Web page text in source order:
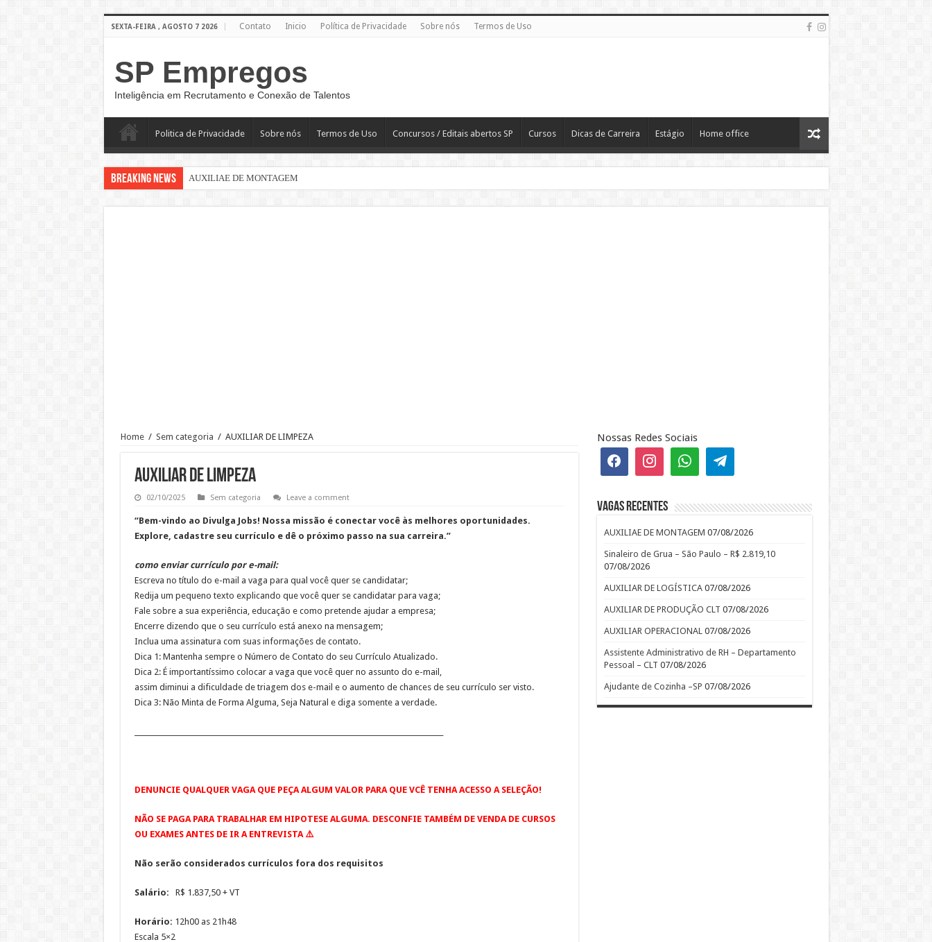
SEXTA-FEIRA , AGOSTO 7 2026 Contato Inicio Política de Privacidade Sobre nós Termos de Uso
SP Empregos
Inteligência em Recrutamento e Conexão de Talentos
Politica de Privacidade Sobre nós Termos de Uso Concursos / Editais abertos SP Cursos Dicas de Carreira Estágio Home office
Breaking News AUXILIAE DE MONTAGEM
Trabalho de Frentista em Santo André: Salário e Benefícios
Analista Administrativo Financeiro Pleno Home Office
Home / Sem categoria / AUXILIAR DE LIMPEZA
AUXILIAR DE LIMPEZA
02/10/2025 Sem categoria Leave a comment
“Bem-vindo ao Divulga Jobs! Nossa missão é conectar você às melhores oportunidades.
Explore, cadastre seu currículo e dê o próximo passo na sua carreira.”
como enviar currículo por e-mail:
Escreva no título do e-mail a vaga para qual você quer se candidatar;
Redija um pequeno texto explicando que você quer se candidatar para vaga;
Fale sobre a sua experiência, educação e como pretende ajudar a empresa;
Encerre dizendo que o seu currículo está anexo na mensagem;
Inclua uma assinatura com suas informações de contato.
Dica 1: Mantenha sempre o Número de Contato do seu Currículo Atualizado.
Dica 2: É importantíssimo colocar a vaga que você quer no assunto do e-mail,
assim diminui a dificuldade de triagem dos e-mail e o aumento de chances de seu currículo ser visto.
Dica 3: Não Minta de Forma Alguma, Seja Natural e diga somente a verdade.
DENUNCIE QUALQUER VAGA QUE PEÇA ALGUM VALOR PARA QUE VCÊ TENHA ACESSO A SELEÇÃO!
NÃO SE PAGA PARA TRABALHAR EM HIPOTESE ALGUMA. DESCONFIE TAMBÉM DE VENDA DE CURSOS
OU EXAMES ANTES DE IR A ENTREVISTA ⚠️
Não serão considerados currículos fora dos requisitos
Salário: R$ 1.837,50 + VT
Horário: 12h00 as 21h48
Escala 5×2
Nossas Redes Sociais
Vagas recentes
AUXILIAE DE MONTAGEM 07/08/2026
Sinaleiro de Grua – São Paulo – R$ 2.819,10
07/08/2026
AUXILIAR DE LOGÍSTICA 07/08/2026
AUXILIAR DE PRODUÇÃO CLT 07/08/2026
AUXILIAR OPERACIONAL 07/08/2026
Assistente Administrativo de RH – Departamento
Pessoal – CLT 07/08/2026
Ajudante de Cozinha –SP 07/08/2026